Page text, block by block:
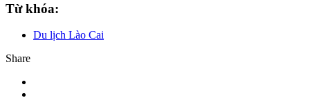
Từ khóa:
Du lịch Lào Cai
Share